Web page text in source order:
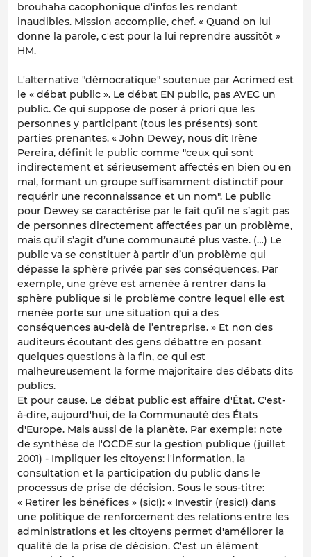
brouhaha cacophonique d'infos les rendant
inaudibles. Mission accomplie, chef. « Quand on lui
donne la parole, c'est pour la lui reprendre aussitôt »
HM.
L'alternative "démocratique" soutenue par Acrimed est
le « débat public ». Le débat EN public, pas AVEC un
public. Ce qui suppose de poser à priori que les
personnes y participant (tous les présents) sont
parties prenantes. « John Dewey, nous dit Irène
Pereira, définit le public comme "ceux qui sont
indirectement et sérieusement affectés en bien ou en
mal, formant un groupe suffisamment distinctif pour
requérir une reconnaissance et un nom". Le public
pour Dewey se caractérise par le fait qu’il ne s’agit pas
de personnes directement affectées par un problème,
mais qu’il s’agit d’une communauté plus vaste. (…) Le
public va se constituer à partir d’un problème qui
dépasse la sphère privée par ses conséquences. Par
exemple, une grève est amenée à rentrer dans la
sphère publique si le problème contre lequel elle est
menée porte sur une situation qui a des
conséquences au-delà de l’entreprise. » Et non des
auditeurs écoutant des gens débattre en posant
quelques questions à la fin, ce qui est
malheureusement la forme majoritaire des débats dits
publics.
Et pour cause. Le débat public est affaire d'État. C'est-
à-dire, aujourd'hui, de la Communauté des États
d'Europe. Mais aussi de la planète. Par exemple: note
de synthèse de l'OCDE sur la gestion publique (juillet
2001) - Impliquer les citoyens: l'information, la
consultation et la participation du public dans le
processus de prise de décision. Sous le sous-titre:
« Retirer les bénéfices » (sic!): « Investir (resic!) dans
une politique de renforcement des relations entre les
administrations et les citoyens permet d'améliorer la
qualité de la prise de décision. C'est un élément